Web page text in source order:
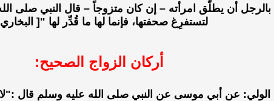
أن يطلّق امرأته – إن كان متزوجاً – قال النبي صلى
لتستفرِغ صحفتها، فإنما لها ما قُدِّر لها "[
أركان الزواج الصحيح:
الولي: عن أبي موسى عن النبي صلى الله عليه وسلم قال :"لا